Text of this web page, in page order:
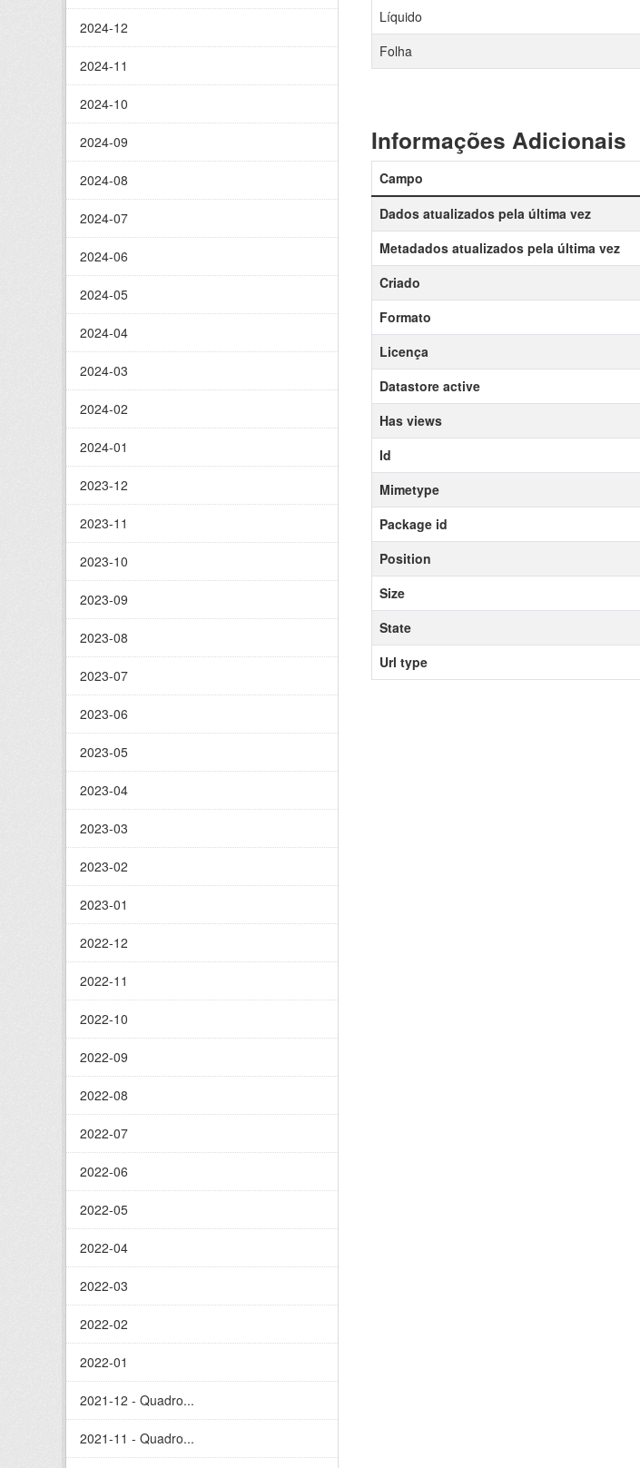
2024-12
2024-11
2024-10
2024-09
2024-08
2024-07
2024-06
2024-05
2024-04
2024-03
2024-02
2024-01
2023-12
2023-11
2023-10
2023-09
2023-08
2023-07
2023-06
2023-05
2023-04
2023-03
2023-02
2023-01
2022-12
2022-11
2022-10
2022-09
2022-08
2022-07
2022-06
2022-05
2022-04
2022-03
2022-02
2022-01
2021-12 - Quadro...
2021-11 - Quadro...
Líquido
Folha
Informações Adicionais
Campo
Dados atualizados pela última vez
Metadados atualizados pela última vez
Criado
Formato
Licença
Datastore active
Has views
Id
Mimetype
Package id
Position
Size
State
Url type